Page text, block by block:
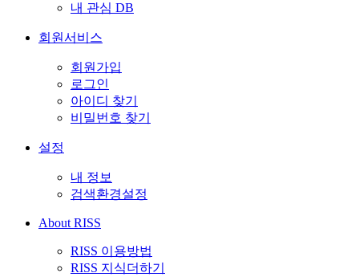
내 관심 DB
회원서비스
회원가입
로그인
아이디 찾기
비밀번호 찾기
설정
내 정보
검색환경설정
About RISS
RISS 이용방법
RISS 지식더하기